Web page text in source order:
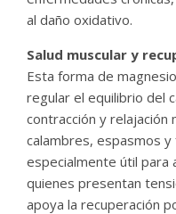
al daño oxidativo.
Salud muscular y
Esta forma de
regular el equilibrio del
contracción y relajación
calambres, espasmos
especialmente útil para
quienes presentan
apoya la recuperación